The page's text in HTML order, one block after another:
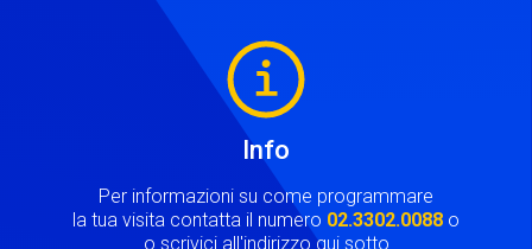
Info
Per informazioni su come programmare
la tua visita contatta il numero 02.3302.0088 o
o scrivici all'indirizzo qui sotto